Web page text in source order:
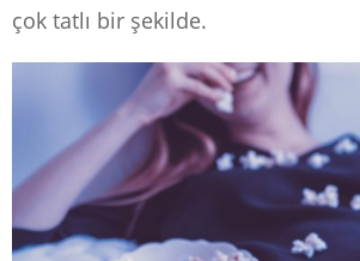
çok tatlı bir şekilde.